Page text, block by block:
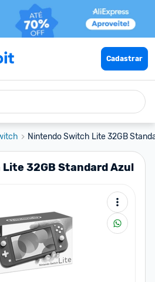
Cadastrar
Nintendo Switch Lite 32GB
32GB Standard Azul